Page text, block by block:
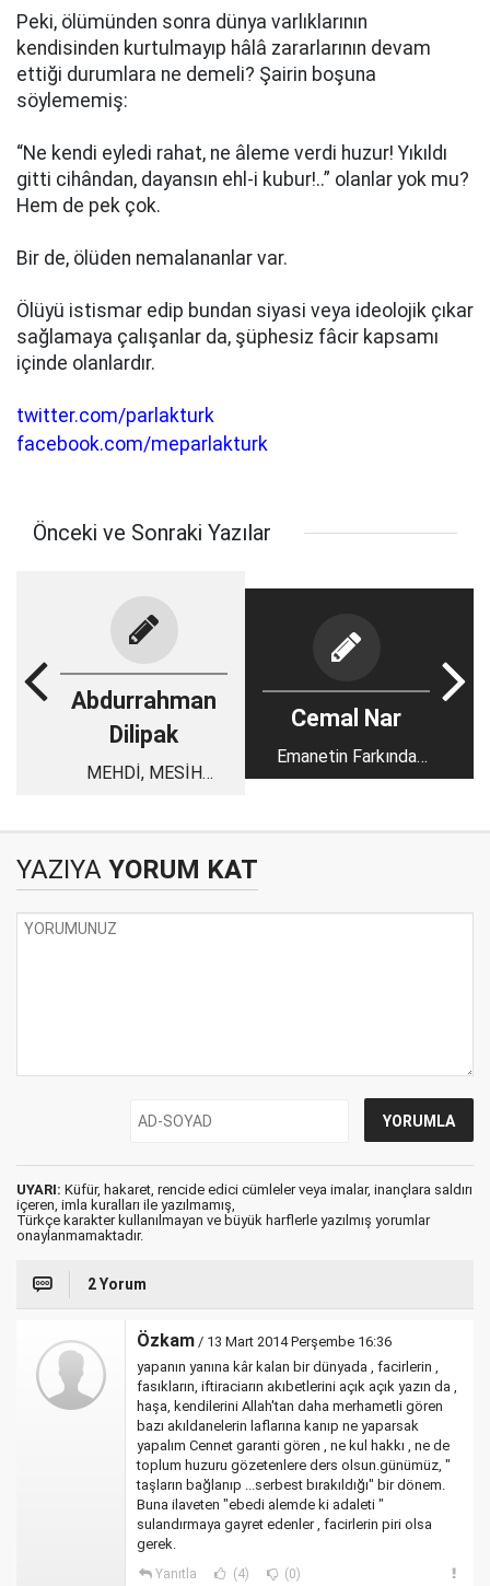
Peki, ölümünden sonra dünya varlıklarının
kendisinden kurtulmayıp hâlâ zararlarının devam
ettiği durumlara ne demeli? Şairin boşuna
söylememiş:
“Ne kendi eyledi rahat, ne âleme verdi huzur! Yıkıldı
gitti cihândan, dayansın ehl-i kubur!..” olanlar yok mu?
Hem de pek çok.
Bir de, ölüden nemalananlar var.
Ölüyü istismar edip bundan siyasi veya ideolojik çıkar
sağlamaya çalışanlar da, şüphesiz fâcir kapsamı
içinde olanlardır.
twitter.com/parlakturk
facebook.com/meparlakturk
Önceki ve Sonraki Yazılar
Abdurrahman
Dilipak
MEHDİ, MESİH
Cemal Nar
Emanetin Farkında
mısınız?
YAZIYA YORUM KAT
UYARI: Küfür, hakaret, rencide edici cümleler veya imalar, inançlara saldırı
içeren, imla kuralları ile yazılmamış,
Türkçe karakter kullanılmayan ve büyük harflerle yazılmış yorumlar
onaylanmamaktadır.
2 Yorum
Özkam / 13 Mart 2014 Perşembe 16:36
yapanın yanına kâr kalan bir dünyada , facirlerin ,
fasıkların, iftiraciarın akıbetlerini açık açık yazın da ,
haşa, kendilerini Allah'tan daha merhametli gören
bazı akıldanelerin laflarına kanıp ne yaparsak
yapalım Cennet garanti gören , ne kul hakkı , ne de
toplum huzuru gözetenlere ders olsun.günümüz, "
taşların bağlanıp ...serbest bırakıldığı" bir dönem.
Buna ilaveten "ebedi alemde ki adaleti "
sulandırmaya gayret edenler , facirlerin piri olsa
gerek.
Yanıtla (4) (0)